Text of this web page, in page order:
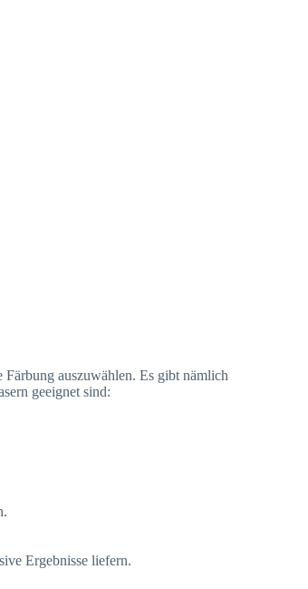
auszuwählen. Es gibt nämlich
geeignet sind:
Ergebnisse liefern.